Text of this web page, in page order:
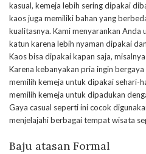
kasual, kemeja lebih sering dipakai
kaos juga memiliki bahan yang
kualitasnya. Kami menyarankan Anda
katun karena lebih nyaman dipakai
Kaos bisa dipakai kapan saja,
Karena kebanyakan pria ingin
memilih kemeja untuk dipakai sehari-
memilih kemeja untuk dipadukan
Gaya casual seperti ini cocok
menjelajahi berbagai tempat wisata
Baju atasan Formal